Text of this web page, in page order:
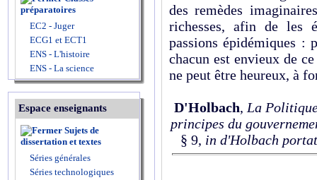
préparatoires
EC2 - Juger
ECG1 et ECT1
ENS - L'histoire
ENS - La science
Espace enseignants
Sujets de
dissertation et textes
Séries générales
Séries technologiques
des remèdes
richesses, afin de les
passions épidémiques :
chacun est envieux de
ne peut être heureux, à
D'Holbach, La
principes du
§ 9, in d'Holbach